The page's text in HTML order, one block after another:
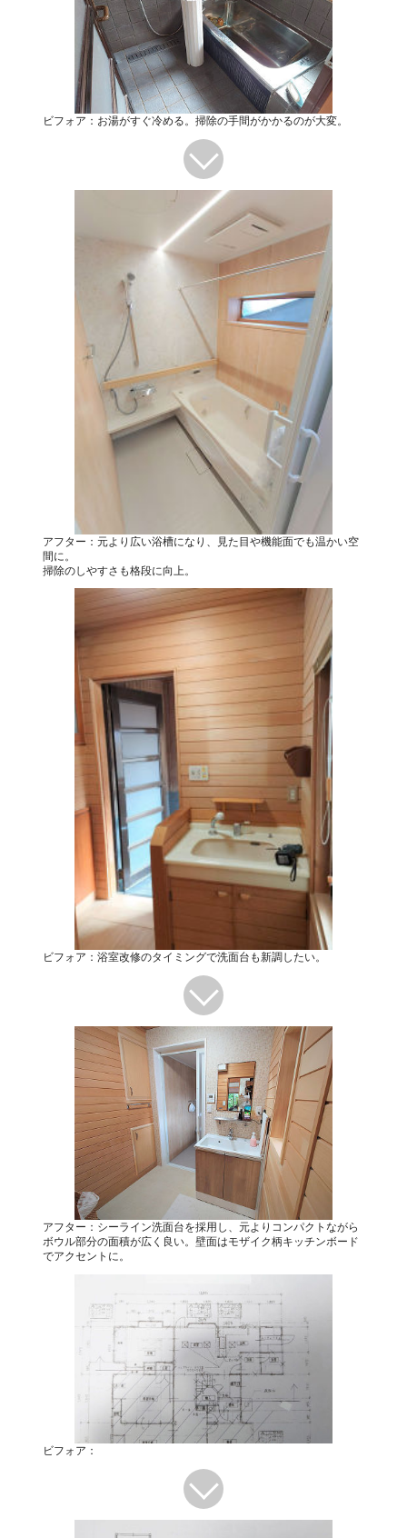
ビフォア：お湯がすぐ冷める。掃除の手間がかかるのが大変。
アフター：元より広い浴槽になり、見た目や機能面でも温かい空
間に。
掃除のしやすさも格段に向上。
ビフォア：浴室改修のタイミングで洗面台も新調したい。
アフター：シーライン洗面台を採用し、元よりコンパクトながら
ボウル部分の面積が広く良い。壁面はモザイク柄キッチンボード
でアクセントに。
ビフォア：